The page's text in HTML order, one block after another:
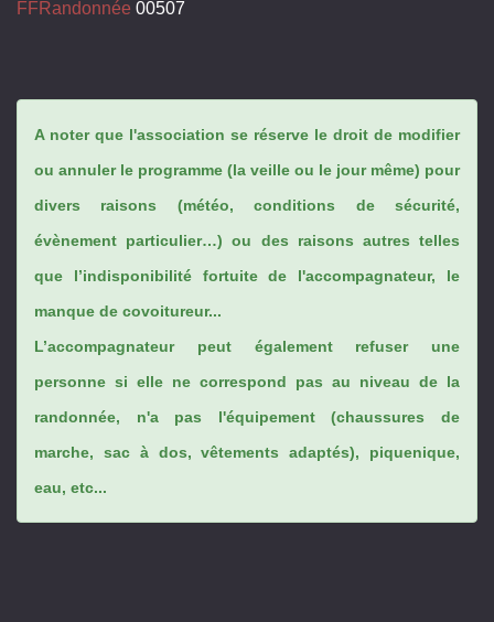
FFRandonnée 00507
A noter que l'association se réserve le droit de modifier
ou annuler le programme (la veille ou le jour même) pour
divers raisons (météo, conditions de sécurité,
évènement particulier…) ou des raisons autres telles
que l’indisponibilité fortuite de l'accompagnateur, le
manque de covoitureur...
L’accompagnateur peut également refuser une
personne si elle ne correspond pas au niveau de la
randonnée, n'a pas l'équipement (chaussures de
marche, sac à dos, vêtements adaptés), piquenique,
eau, etc...